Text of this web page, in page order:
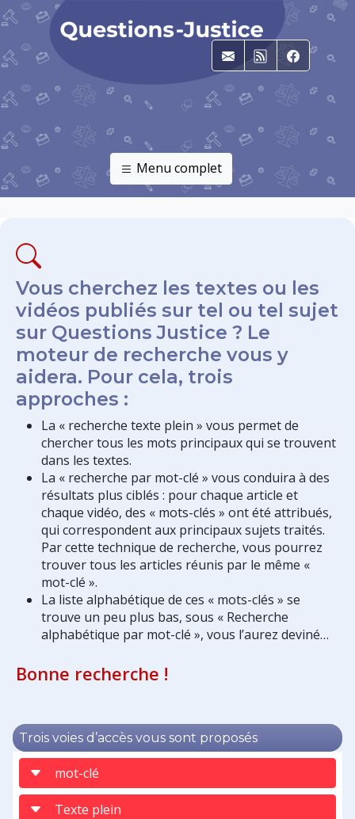
E-mailRSS
Menu complet
Vous cherchez les textes ou les
vidéos publiés sur tel ou tel sujet
sur Questions Justice ? Le
moteur de recherche vous y
aidera. Pour cela, trois
approches :
La « recherche texte plein » vous permet de
chercher tous les mots principaux qui se trouvent
dans les textes.
La « recherche par mot-clé » vous conduira à des
résultats plus ciblés : pour chaque article et
chaque vidéo, des « mots-clés » ont été attribués,
qui correspondent aux principaux sujets traités.
Par cette technique de recherche, vous pourrez
trouver tous les articles réunis par le même «
mot-clé ».
La liste alphabétique de ces « mots-clés » se
trouve un peu plus bas, sous « Recherche
alphabétique par mot-clé », vous l’aurez deviné…
Bonne recherche !
Trois voies d’accès vous sont proposés
mot-clé
Texte plein